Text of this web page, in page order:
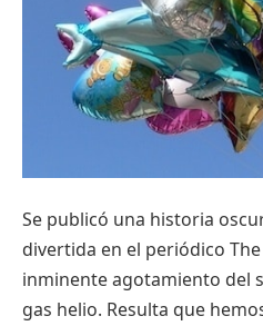
Se publicó una historia
divertida en el periódico
inminente agotamiento del
gas helio. Resulta que